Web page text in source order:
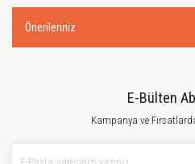
Önerileriniz
E-Bülten
Kampanya ve